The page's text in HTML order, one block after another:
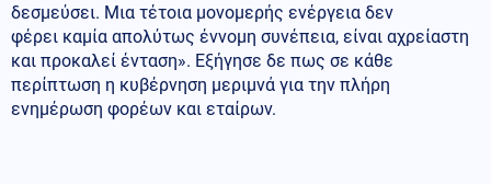
δεσμεύσει. Μια τέτοια μονομερής ενέργεια δεν
φέρει καμία απολύτως έννομη συνέπεια, είναι αχρείαστη
και προκαλεί ένταση». Εξήγησε δε πως σε κάθε
περίπτωση η κυβέρνηση μεριμνά για την πλήρη
ενημέρωση φορέων και εταίρων.